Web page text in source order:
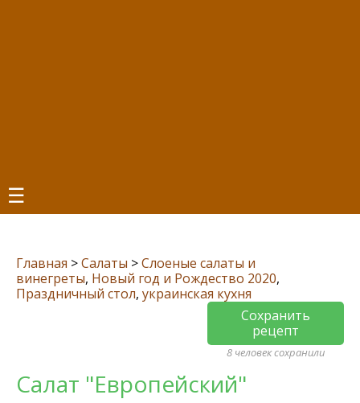
☰
Главная >Салаты >Слоеные салаты и
винегреты, Новый год и Рождество 2020,
Праздничный стол, украинская кухня
Сохранить
рецепт
8 человек сохранили
Салат "Европейский"